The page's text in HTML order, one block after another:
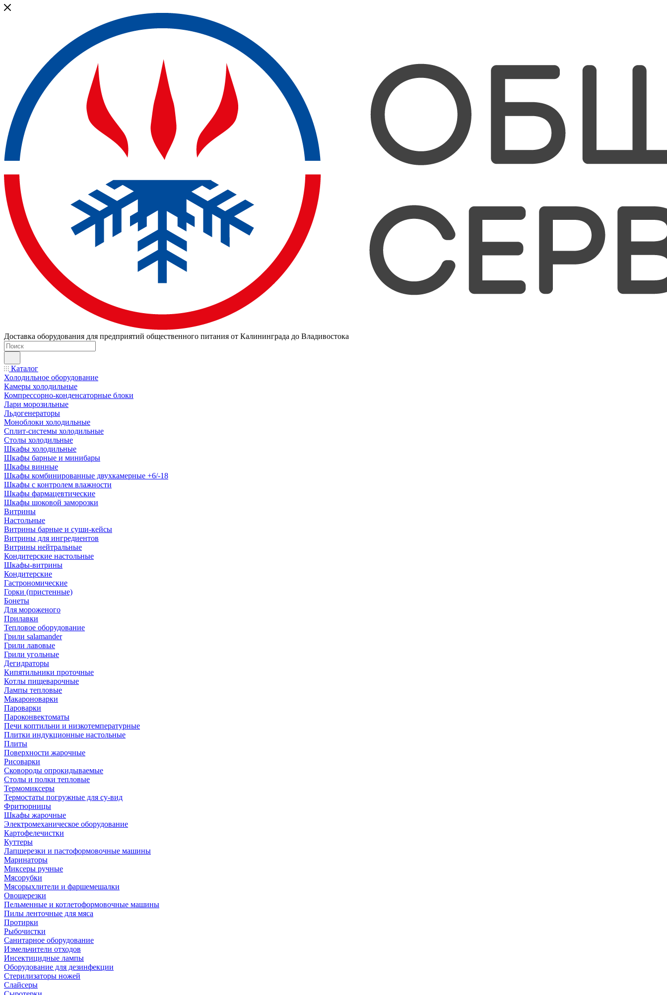
Доставка оборудования для предприятий общественного питания от Калининграда до Владивостока
Каталог
Холодильное оборудование
Камеры холодильные
Компрессорно-конденсаторные блоки
Лари морозильные
Льдогенераторы
Моноблоки холодильные
Сплит-системы холодильные
Столы холодильные
Шкафы холодильные
Шкафы барные и минибары
Шкафы винные
Шкафы комбинированные двухкамерные +6/-18
Шкафы с контролем влажности
Шкафы фармацевтические
Шкафы шоковой заморозки
Витрины
Настольные
Витрины барные и суши-кейсы
Витрины для ингредиентов
Витрины нейтральные
Кондитерские настольные
Шкафы-витрины
Кондитерские
Гастрономические
Горки (пристенные)
Бонеты
Для мороженого
Прилавки
Тепловое оборудование
Грили salamander
Грили лавовые
Грили угольные
Дегидраторы
Кипятильники проточные
Котлы пищеварочные
Лампы тепловые
Макароноварки
Пароварки
Пароконвектоматы
Печи коптильни и низкотемпературные
Плитки индукционные настольные
Плиты
Поверхности жарочные
Рисоварки
Сковороды опрокидываемые
Столы и полки тепловые
Термомиксеры
Термостаты погружные для су-вид
Фритюрницы
Шкафы жарочные
Электромеханическое оборудование
Картофелечистки
Куттеры
Лапшерезки и пастоформовочные машины
Маринаторы
Миксеры ручные
Мясорубки
Мясорыхлители и фаршемешалки
Овощерезки
Пельменные и котлетоформовочные машины
Пилы ленточные для мяса
Протирки
Рыбочистки
Санитарное оборудование
Измельчители отходов
Инсектицидные лампы
Оборудование для дезинфекции
Стерилизаторы ножей
Слайсеры